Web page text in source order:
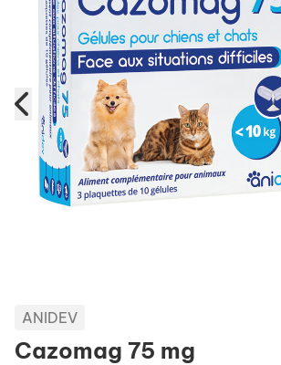
ANIDEV
Cazomag 75 mg